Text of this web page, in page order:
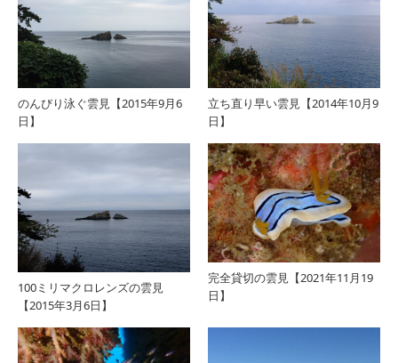
のんびり泳ぐ雲見【2015年9月6
日】
立ち直り早い雲見【2014年10月9
日】
100ミリマクロレンズの雲見
【2015年3月6日】
完全貸切の雲見【2021年11月19
日】